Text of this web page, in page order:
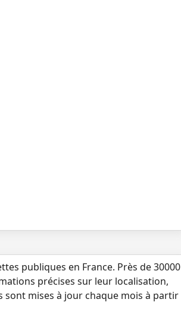
publiques en France. Près de 30000
précises sur leur localisation,
sont mises à jour chaque mois à partir